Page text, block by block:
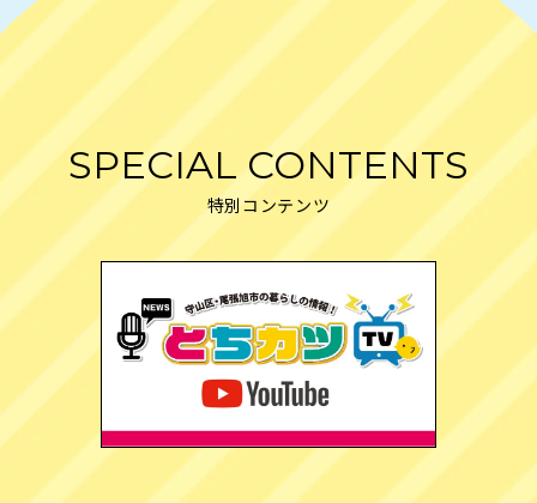
SPECIAL CONTENTS
特別コンテンツ